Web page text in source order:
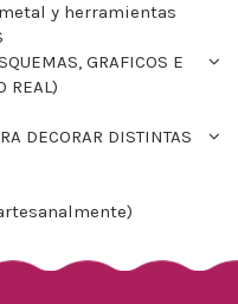
y herramientas
GRAFICOS E
REAL)
DECORAR DISTINTAS